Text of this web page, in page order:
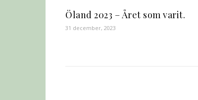
Öland 2023 – Året som varit.
31 december, 2023